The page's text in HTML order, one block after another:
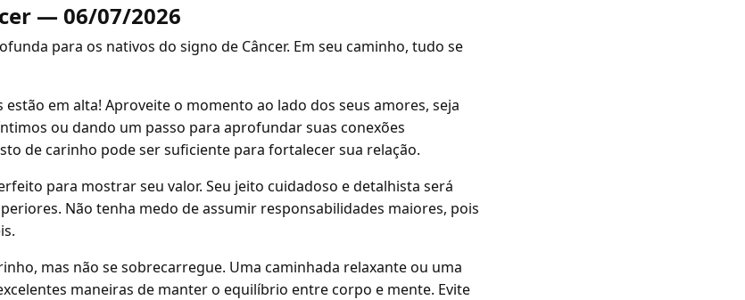
— 06/07/2026
para os nativos do signo de Câncer. Em seu caminho, tudo se
em alta! Aproveite o momento ao lado dos seus amores, seja
ou dando um passo para aprofundar suas conexões
de carinho pode ser suficiente para fortalecer sua relação.
para mostrar seu valor. Seu jeito cuidadoso e detalhista será
Não tenha medo de assumir responsabilidades maiores, pois
mas não se sobrecarregue. Uma caminhada relaxante ou uma
maneiras de manter o equilíbrio entre corpo e mente. Evite